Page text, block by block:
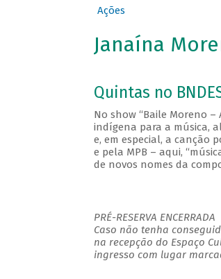
Ações
Janaína
Quintas no
No show “Baile Moreno
indígena para a música,
e, em especial, a canção
e pela MPB – aqui,
de novos nomes da
PRÉ-RESERVA ENCERRADA
Caso não tenha
na recepção do Espaço
ingresso com lugar